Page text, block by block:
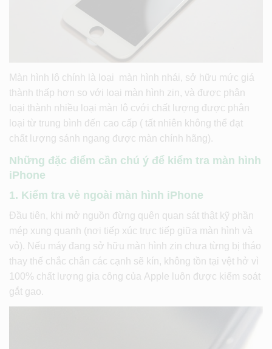
Màn hình lô chính là loại màn hình nhái, sở hữu mức giá
thành thấp hơn so với loại màn hình zin, và được phân
loại thành nhiều loại màn lô cvới chất lượng được phân
loại từ trung bình đến cao cấp ( tất nhiên không thể đạt
chất lượng sánh ngang được màn chính hãng).
Những đặc điểm cần chú ý để kiểm tra màn hình
iPhone
1. Kiểm tra vẻ ngoài màn hình iPhone
Đầu tiên, khi mở nguồn đừng quên quan sát thật kỹ phần
mép xung quanh (nơi tiếp xúc trực tiếp giữa màn hình và
vỏ). Nếu máy đang sở hữu màn hình zin chưa từng bị tháo
thay thế chắc chắn các cạnh sẽ kín, không tồn tại vệt hở vì
100% chất lượng gia công của Apple luôn được kiểm soát
gắt gao.